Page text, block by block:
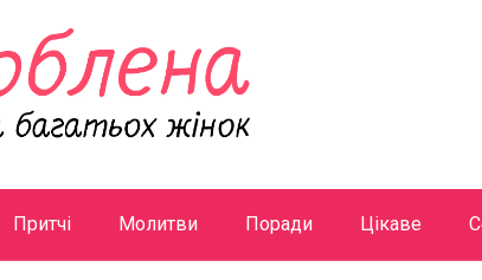
Притчі Молитви Поради Цікаве